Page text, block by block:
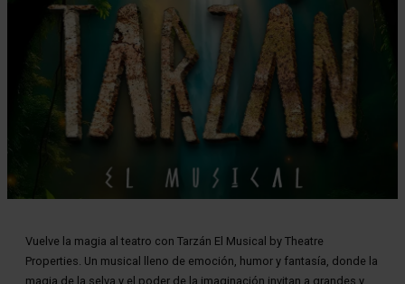
Vuelve la magia al teatro con Tarzán El Musical by Theatre
Properties. Un musical lleno de emoción, humor y fantasía, donde la
magia de la selva y el poder de la imaginación invitan a grandes y